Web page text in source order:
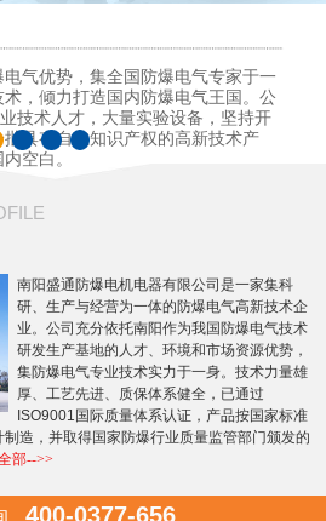
气优势，集全国防爆电气专家于一
，倾力打造国内防爆电气王国。公
技术人才，大量实验设备，坚持开
具有自主知识产权的高新技术产
空白。
南阳盛通防爆电机电器有限公司是一家集科
研、生产与经营为一体的防爆电气高新技术企
业。公司充分依托南阳作为我国防爆电气技术
研发生产基地的人才、环境和市场资源优势，
集防爆电气专业技术实力于一身。技术力量雄
厚、工艺先进、质保体系健全，已通过
ISO9001国际质量体系认证，产品按国家标准
造，并取得国家防爆行业质量监管部门颁发的
部-->>
400-0377-656